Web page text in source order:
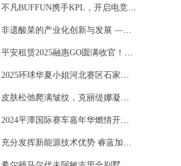
不凡BUFFUN携手KPL，开启电竞收藏新篇章
非遗酸菜的产业化创新与发展 —辽宁鼎鑫亿航农业科技有限公司
平安租赁2025融惠GO圆满收官！这些精彩瞬间不容错过
2025环球华夏小姐河北赛区石家庄站签约授牌仪式圆满举行
皮肤松弛爬满皱纹，克丽缇娜凝时驻颜套组补充胶原蛋白无惧岁月
2024平潭国际赛车嘉年华燃情开赛 两大赛事首次亮相岚岛
充分发挥新能源技术优势 睿蓝加速布局换电技术